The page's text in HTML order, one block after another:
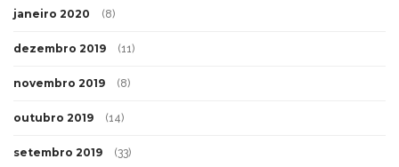
janeiro 2020 (8)
dezembro 2019 (11)
novembro 2019 (8)
outubro 2019 (14)
setembro 2019 (33)